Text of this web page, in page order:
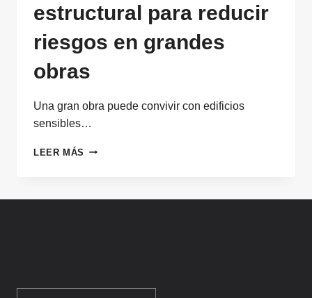
estructural para reducir
riesgos en grandes
obras
Una gran obra puede convivir con edificios
sensibles…
LEER MÁS CONTROL
GRANDES